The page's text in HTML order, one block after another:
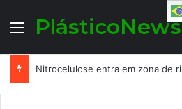
MenuPlásticoNews